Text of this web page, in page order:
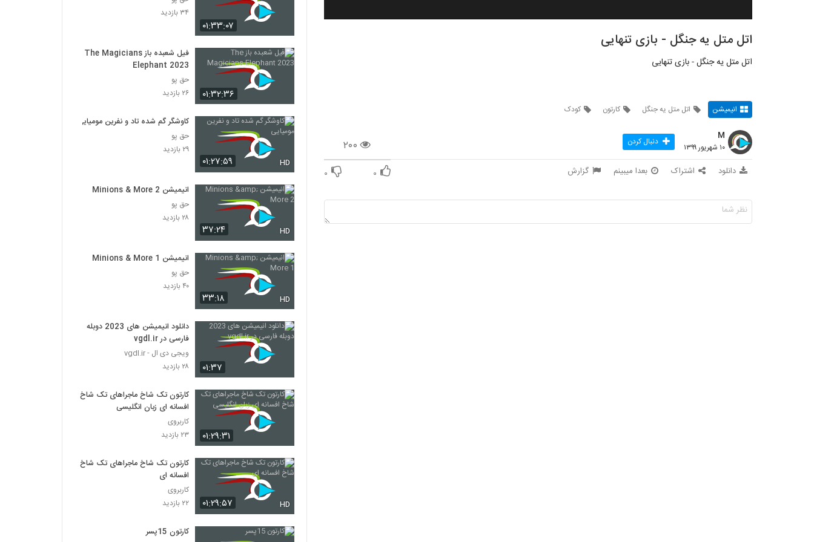
اتل متل یه جنگل - بازی تنهایی
اتل متل یه جنگل - بازی تنهایی
انیمیشن اتل متل یه جنگل کارتون کودک
۲۰۰
M
۱۰ شهریور ۱۳۹۹ دنبال کردن
دانلود اشتراک بعدا میبینم گزارش ۰ ۰
۰۱:۳۳:۰۷
۳۴ بازدید
۰۱:۳۲:۳۶
فیل شعبده باز The Magicians
Elephant 2023
حق پو
۲۶ بازدید
۰۱:۲۷:۵۹ HD
کاوشگر گم شده تاد و نفرین مومیایی
حق پو
۲۹ بازدید
۳۷:۲۴ HD
انیمیشن Minions & More 2
حق پو
۲۸ بازدید
۳۳:۱۸ HD
انیمیشن Minions & More 1
حق پو
۴۰ بازدید
۰۱:۳۷
دانلود انیمیشن های 2023 دوبله
فارسی در vgdl.ir
ویجی دی ال - vgdl.ir
۲۸ بازدید
۰۱:۲۹:۳۱
کارتون تک شاخ ماجراهای تک شاخ
افسانه ای زبان انگلیسی
کاربروی
۲۳ بازدید
۰۱:۲۹:۵۷ HD
کارتون تک شاخ ماجراهای تک شاخ
افسانه ای
کاربروی
۲۲ بازدید
کارتون 15پسر